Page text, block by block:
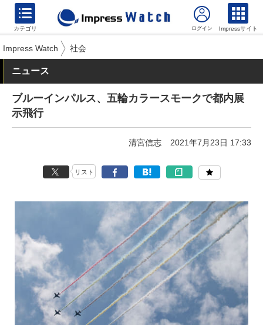
カテゴリ Impressサイト
Impress Watch 社会
ニュース
ブルーインパルス、五輪カラースモークで都内展
示飛行
清宮信志 2021年7月23日 17:33
リスト